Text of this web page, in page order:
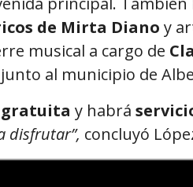
de Mirta Diano y
musical a cargo de
al municipio de
y habrá
disfrutar”, concluyó